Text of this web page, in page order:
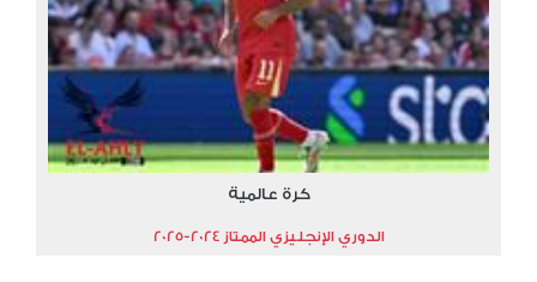
كرة عالمية
الدوري الإنجليزي الممتاز 2024-2025